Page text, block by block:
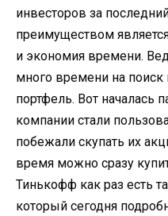
инвесторов за
преимуществом
и экономия времени.
много времени на
портфель. Вот началась
компании стали
побежали скупать их
время можно сразу
Тинькофф как раз есть
который сегодня